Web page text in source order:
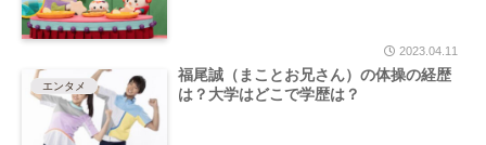
2023.04.11
エンタメ
福尾誠（まことお兄さん）の体操の経歴
は？大学はどこで学歴は？